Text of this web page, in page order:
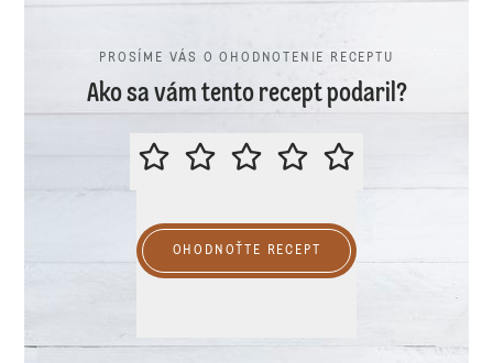
PROSÍME VÁS O OHODNOTENIE RECEPTU
Ako sa vám tento recept podaril?
PROSÍME VÁS O OHODNOTENIE
OHODNOŤTE RECEPT